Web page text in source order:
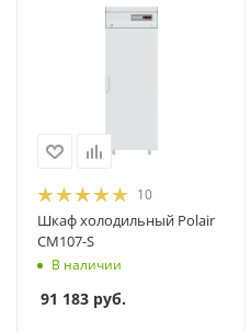
10
Шкаф холодильный Polair
CM107-S
В наличии
91 183 руб.